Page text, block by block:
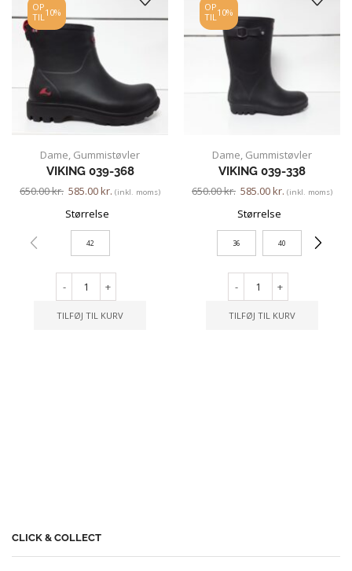
OP
TIL10%
Dame, Gummistøvler
VIKING 039-368
650.00kr. 585.00kr. (inkl. moms)
Størrelse
42
- +
TILFØJ TIL KURV
OP
TIL10%
Dame, Gummistøvler
VIKING 039-338
650.00kr. 585.00kr. (inkl. moms)
Størrelse
36 40
- +
TILFØJ TIL KURV
CLICK & COLLECT